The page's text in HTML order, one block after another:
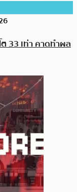
33 เท่า คาดทำผล